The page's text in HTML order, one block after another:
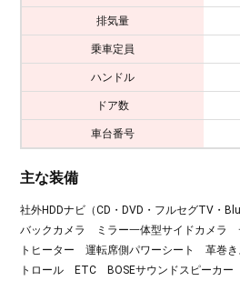
排気量
乗車定員
ハンドル
ドア数
車台番号
主な装備
社外HDDナビ（CD・DVD・フルセグTV・
バックカメラ ミラー一体型サイドカメラ
トヒーター 運転席側パワーシート 革巻
トロール ETC BOSEサウンドスピーカー